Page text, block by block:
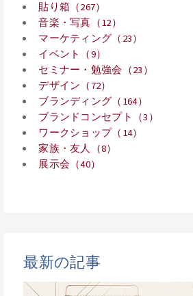
貼り箱（267）
音楽・写真（12）
マーケティング（23）
イベント（9）
セミナー・勉強会（23）
デザイン（72）
ブランディング（164）
ブランドコンセプト（3）
ワークショップ（14）
家族・友人（8）
展示会（40）
最新の記事